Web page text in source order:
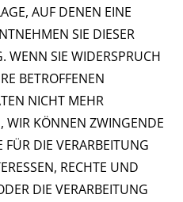
AUF DENEN EINE
SIE DIESER
WENN SIE WIDERSPRUCH
BETROFFENEN
NICHT MEHR
WIR KÖNNEN ZWINGENDE
DIE VERARBEITUNG
RECHTE UND
DIE VERARBEITUNG